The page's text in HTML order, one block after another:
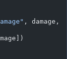
, damage,